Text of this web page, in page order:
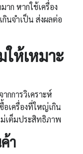
ก หากใช้เครื่อง
นจำเป็น ส่งผลต่อ
ให้เหมาะ
กการวิเคราะห์
อเครื่องที่ใหญ่เกิน
ม่เต็มประสิทธิภาพ
า